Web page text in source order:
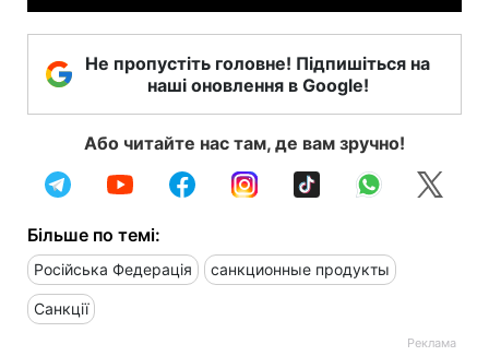
Не пропустіть головне! Підпишіться на
наші оновлення в Google!
Або читайте нас там, де вам зручно!
Більше по темі:
Російська Федерація санкционные продукты
Санкції